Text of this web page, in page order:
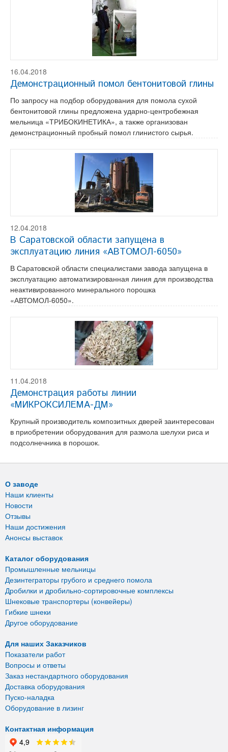
16.04.2018
Демонстрационный помол бентонитовой глины
По запросу на подбор оборудования для помола сухой
бентонитовой глины предложена ударно-центробежная
мельница «ТРИБОКИНЕТИКА», а также организован
демонстрационный пробный помол глинистого сырья.
12.04.2018
В Саратовской области запущена в
эксплуатацию линия «АВТОМОЛ-6050»
В Саратовской области специалистами завода запущена в
эксплуатацию автоматизированная линия для производства
неактивированного минерального порошка
«АВТОМОЛ-6050».
11.04.2018
Демонстрация работы линии
«МИКРОКСИЛЕМА-ДМ»
Крупный производитель композитных дверей заинтересован
в приобретении оборудования для размола шелухи риса и
подсолнечника в порошок.
О заводе
Наши клиенты
Новости
Отзывы
Наши достижения
Анонсы выставок
Каталог оборудования
Промышленные мельницы
Дезинтеграторы грубого и среднего помола
Дробилки и дробильно-сортировочные комплексы
Шнековые транспортеры (конвейеры)
Гибкие шнеки
Другое оборудование
Для наших Заказчиков
Показатели работ
Вопросы и ответы
Заказ нестандартного оборудования
Доставка оборудования
Пуско-наладка
Оборудование в лизинг
Контактная информация